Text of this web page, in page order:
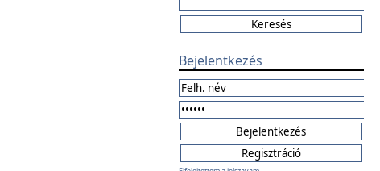
Bejelentkezés